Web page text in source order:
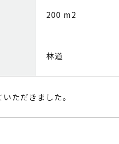
200 m2
林道
ただきました。